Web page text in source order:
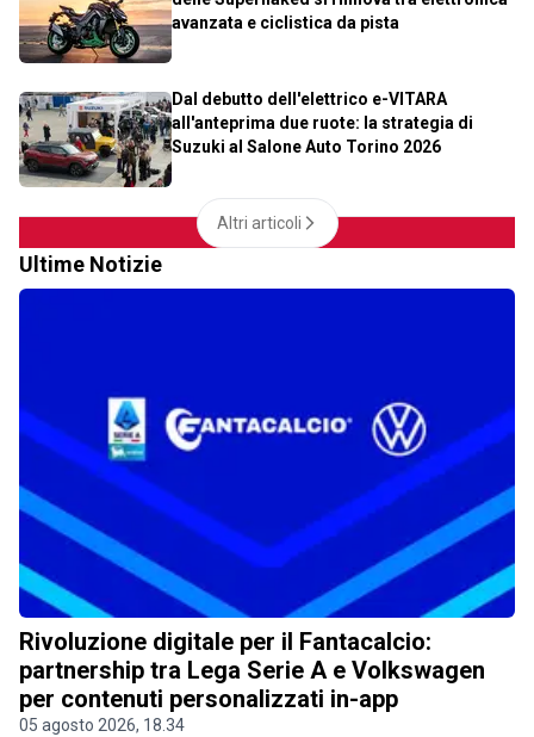
avanzata e ciclistica da pista
Dal debutto dell'elettrico e-VITARA
all'anteprima due ruote: la strategia di
Suzuki al Salone Auto Torino 2026
Altri articoli
Ultime Notizie
Rivoluzione digitale per il Fantacalcio:
partnership tra Lega Serie A e Volkswagen
per contenuti personalizzati in-app
05 agosto 2026, 18.34